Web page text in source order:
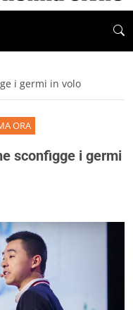
i germi in volo
ORA
sconfigge i germi